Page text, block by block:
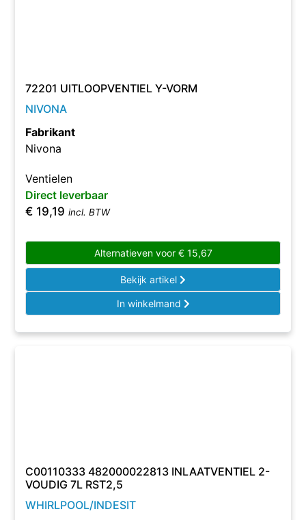
72201 UITLOOPVENTIEL Y-VORM
NIVONA
Fabrikant
Nivona
Ventielen
Direct leverbaar
€ 19,19 incl. BTW
Alternatieven voor €15,67
Bekijk artikel
In winkelmand
C00110333 482000022813 INLAATVENTIEL 2-
VOUDIG 7L RST2,5
WHIRLPOOL/INDESIT